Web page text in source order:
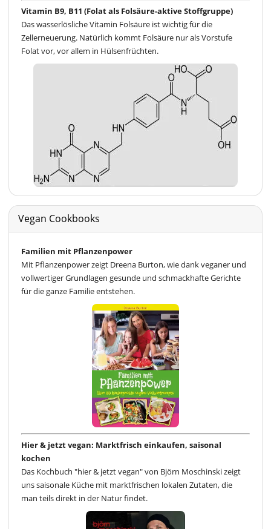
Vitamin B9, B11 (Folat als Folsäure-aktive Stoffgruppe)
Das wasserlösliche Vitamin Folsäure ist wichtig für die
Zellerneuerung. Natürlich kommt Folsäure nur als Vorstufe
Folat vor, vor allem in Hülsenfrüchten.
Vegan Cookbooks
Familien mit Pflanzenpower
Mit Pflanzenpower zeigt Dreena Burton, wie dank veganer und
vollwertiger Grundlagen gesunde und schmackhafte Gerichte
für die ganze Familie entstehen.
Hier & jetzt vegan: Marktfrisch einkaufen, saisonal
kochen
Das Kochbuch "hier & jetzt vegan" von Björn Moschinski zeigt
uns saisonale Küche mit marktfrischen lokalen Zutaten, die
man teils direkt in der Natur findet.